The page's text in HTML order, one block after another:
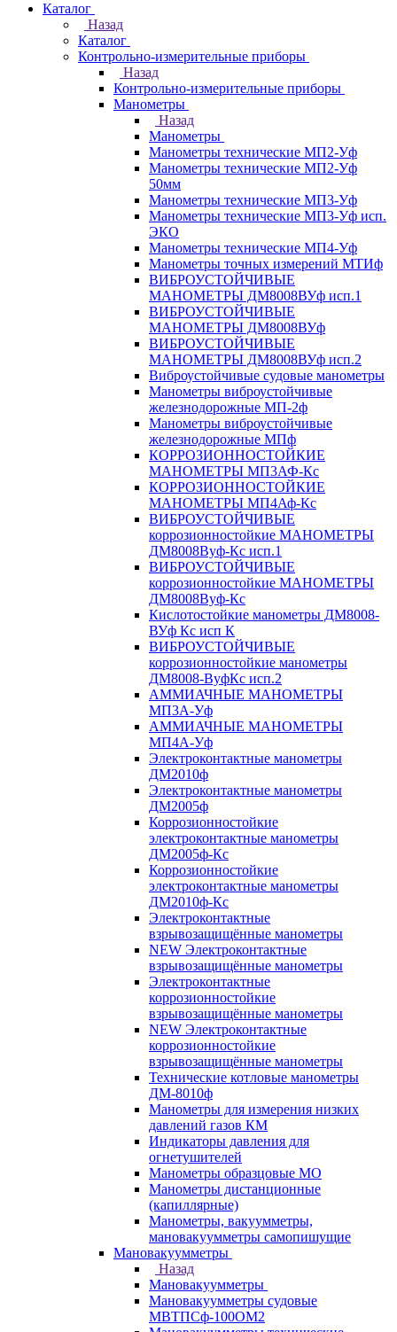
Каталог
Назад
Каталог
Контрольно-измерительные приборы
Назад
Контрольно-измерительные приборы
Манометры
Назад
Манометры
Манометры технические МП2-Уф
Манометры технические МП2-Уф
50мм
Манометры технические МП3-Уф
Манометры технические МП3-Уф исп.
ЭКО
Манометры технические МП4-Уф
Манометры точных измерений МТИф
ВИБРОУСТОЙЧИВЫЕ
МАНОМЕТРЫ ДМ8008ВУф исп.1
ВИБРОУСТОЙЧИВЫЕ
МАНОМЕТРЫ ДМ8008ВУф
ВИБРОУСТОЙЧИВЫЕ
МАНОМЕТРЫ ДМ8008ВУф исп.2
Виброустойчивые судовые манометры
Манометры виброустойчивые
железнодорожные МП-2ф
Манометры виброустойчивые
железнодорожные МПф
КОРРОЗИОННОСТОЙКИЕ
МАНОМЕТРЫ МП3АФ-Кс
КОРРОЗИОННОСТОЙКИЕ
МАНОМЕТРЫ МП4Аф-Кс
ВИБРОУСТОЙЧИВЫЕ
коррозионностойкие МАНОМЕТРЫ
ДМ8008Вуф-Кс исп.1
ВИБРОУСТОЙЧИВЫЕ
коррозионностойкие МАНОМЕТРЫ
ДМ8008Вуф-Кс
Кислотостойкие манометры ДМ8008-
ВУф Кс исп К
ВИБРОУСТОЙЧИВЫЕ
коррозионностойкие манометры
ДМ8008-ВуфКс исп.2
АММИАЧНЫЕ МАНОМЕТРЫ
МП3А-Уф
АММИАЧНЫЕ МАНОМЕТРЫ
МП4А-Уф
Электроконтактные манометры
ДМ2010ф
Электроконтактные манометры
ДМ2005ф
Коррозионностойкие
электроконтактные манометры
ДМ2005ф-Кс
Коррозионностойкие
электроконтактные манометры
ДМ2010ф-Кс
Электроконтактные
взрывозащищённые манометры
NEW Электроконтактные
взрывозащищённые манометры
Электроконтактные
коррозионностойкие
взрывозащищённые манометры
NEW Электроконтактные
коррозионностойкие
взрывозащищённые манометры
Технические котловые манометры
ДМ-8010ф
Манометры для измерения низких
давлений газов КМ
Индикаторы давления для
огнетушителей
Манометры образцовые МО
Манометры дистанционные
(капиллярные)
Манометры, вакуумметры,
мановакуумметры самопишущие
Мановакуумметры
Назад
Мановакуумметры
Мановакуумметры судовые
МВТПСф-100ОМ2